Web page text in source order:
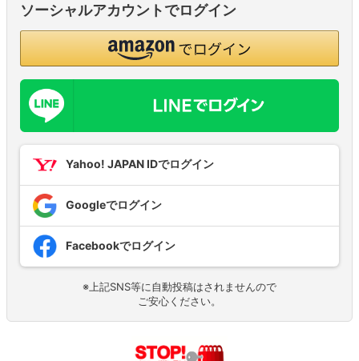
ソーシャルアカウントでログイン
Yahoo! JAPAN IDでログイン
Googleでログイン
Facebookでログイン
※上記SNS等に自動投稿はされませんので
ご安心ください。